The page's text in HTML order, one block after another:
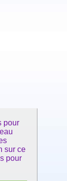
pour
sur ce
pour